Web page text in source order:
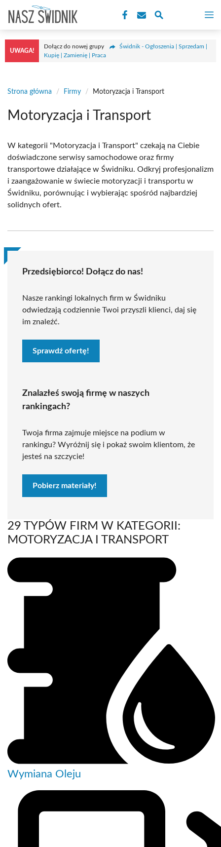
treści
UWAGA!
Dołącz do nowej grupy
Świdnik - Ogłoszenia | Sprzedam |
Kupię | Zamienię | Praca
Strona główna / Firmy / Motoryzacja i Transport
Motoryzacja i Transport
W kategorii "Motoryzacja i Transport" czekają na Ciebie
doświadczone serwisy samochodowe oraz firmy
transportowe działające w Świdniku. Odkryj profesjonalizm
i zaangażowanie w świecie motoryzacji i transportu w
Świdniku, porównując i wybierając spośród najbardziej
solidnych ofert.
Przedsiębiorco! Dołącz do nas!
Nasze rankingi lokalnych firm w Świdniku
odwiedzają codziennie Twoi przyszli klienci, daj się
im znaleźć.
Sprawdź ofertę!
Znalazłeś swoją firmę w naszych
rankingach?
Twoja firma zajmuje miejsce na podium w
rankingu? Wyróżnij się i pokaż swoim klientom, że
jesteś na szczycie!
Pobierz materiały!
29 TYPÓW FIRM W KATEGORII:
MOTORYZACJA I TRANSPORT
Wymiana Oleju